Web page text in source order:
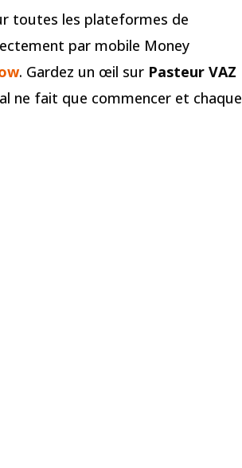
toutes les plateformes de
par mobile Money
. Gardez un œil sur Pasteur VAZ
ne fait que commencer et chaque